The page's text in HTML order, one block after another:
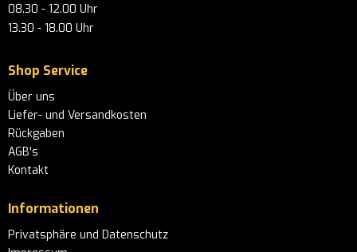
08.30 - 12.00 Uhr
13.30 - 18.00 Uhr
Shop Service
Über uns
Liefer- und Versandkosten
Rückgaben
AGB's
Kontakt
Informationen
Privatsphäre und Datenschutz